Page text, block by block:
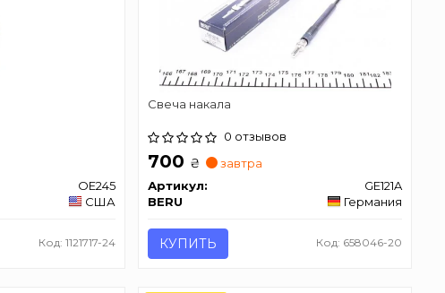
OE245
США
Код: 1121717-24
Свеча накала
0 отзывов
700 ₴
завтра
Артикул:
GE121A
BERU
Германия
КУПИТЬ Код: 658046-20